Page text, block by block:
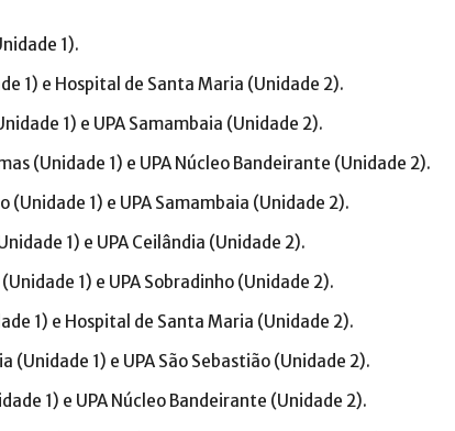
1).
1) e Hospital de Santa Maria (Unidade 2).
1) e UPA Samambaia (Unidade 2).
(Unidade 1) e UPA Núcleo Bandeirante (Unidade 2).
(Unidade 1) e UPA Samambaia (Unidade 2).
1) e UPA Ceilândia (Unidade 2).
1) e UPA Sobradinho (Unidade 2).
1) e Hospital de Santa Maria (Unidade 2).
(Unidade 1) e UPA São Sebastião (Unidade 2).
1) e UPA Núcleo Bandeirante (Unidade 2).